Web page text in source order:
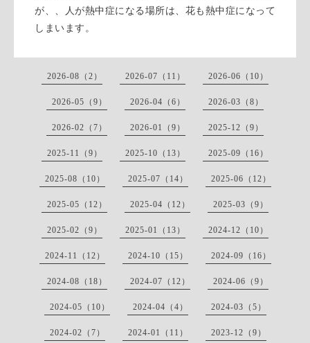
が、、人が熱中症になる場所は、花も熱中症になって
しまいます。
2026-08（2） 2026-07（11） 2026-06（10）
2026-05（9） 2026-04（6） 2026-03（8）
2026-02（7） 2026-01（9） 2025-12（9）
2025-11（9） 2025-10（13） 2025-09（16）
2025-08（10） 2025-07（14） 2025-06（12）
2025-05（12） 2025-04（12） 2025-03（9）
2025-02（9） 2025-01（13） 2024-12（10）
2024-11（12） 2024-10（15） 2024-09（16）
2024-08（18） 2024-07（12） 2024-06（9）
2024-05（10） 2024-04（4） 2024-03（5）
2024-02（7） 2024-01（11） 2023-12（9）